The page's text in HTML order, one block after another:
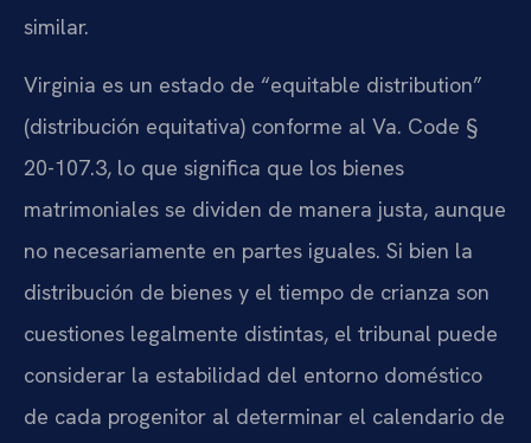
similar.
Virginia es un estado de “equitable distribution”
(distribución equitativa) conforme al Va. Code §
20-107.3, lo que significa que los bienes
matrimoniales se dividen de manera justa, aunque
no necesariamente en partes iguales. Si bien la
distribución de bienes y el tiempo de crianza son
cuestiones legalmente distintas, el tribunal puede
considerar la estabilidad del entorno doméstico
de cada progenitor al determinar el calendario de